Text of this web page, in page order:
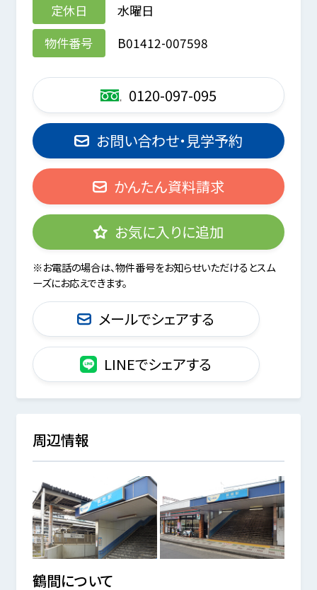
定休日
水曜日
物件番号
B01412-007598
0120-097-095
お問い合わせ・見学予約
かんたん資料請求
お気に入りに追加
※お電話の場合は、物件番号をお知らせいただけるとスム
ーズにお応えできます。
メールでシェアする
LINEでシェアする
周辺情報
鶴間について